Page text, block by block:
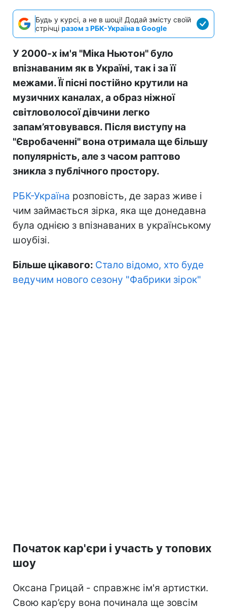
Будь у курсі, а не в шоці! Додай змісту своїй
стрічці разом з РБК-Україна в Google
У 2000-х ім'я "Міка Ньютон" було
впізнаваним як в Україні, так і за її
межами. Її пісні постійно крутили на
музичних каналах, а образ ніжної
світловолосої дівчини легко
запам’ятовувався. Після виступу на
"Євробаченні" вона отримала ще більшу
популярність, але з часом раптово
зникла з публічного простору.
РБК-Україна розповість, де зараз живе і
чим займається зірка, яка ще донедавна
була однією з впізнаваних в українському
шоубізі.
Більше цікавого: Стало відомо, хто буде
ведучим нового сезону "Фабрики зірок"
Початок кар'єри і участь у топових
шоу
Оксана Грицай - справжнє ім'я артистки.
Свою кар’єру вона починала ще зовсім